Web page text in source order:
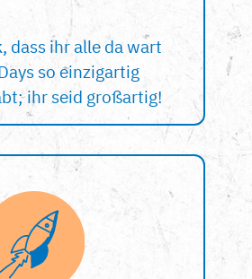
dass ihr alle da wart
so einzigartig
ihr seid großartig!